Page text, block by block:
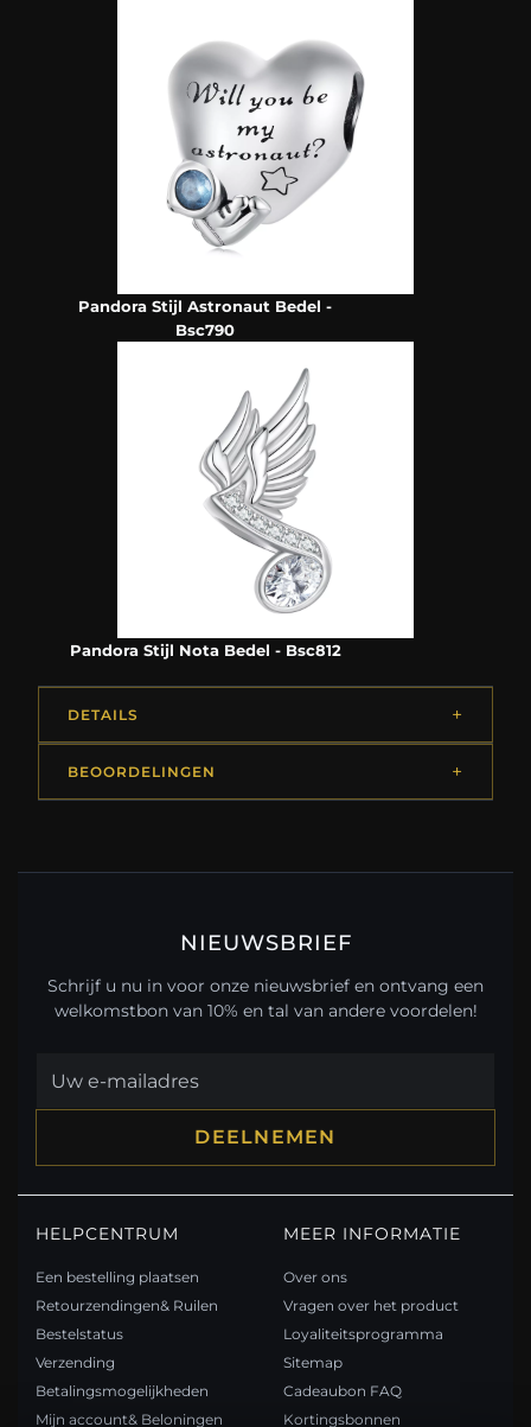
Pandora Stijl Astronaut Bedel -
Bsc790
Pandora Stijl Nota Bedel - Bsc812
DETAILS
BEOORDELINGEN
NIEUWSBRIEF
Schrijf u nu in voor onze nieuwsbrief en ontvang een
welkomstbon van 10% en tal van andere voordelen!
DEELNEMEN
HELPCENTRUM
Een bestelling plaatsen
Retourzendingen& Ruilen
Bestelstatus
Verzending
Betalingsmogelijkheden
Mijn account& Beloningen
MEER INFORMATIE
Over ons
Vragen over het product
Loyaliteitsprogramma
Sitemap
Cadeaubon FAQ
Kortingsbonnen